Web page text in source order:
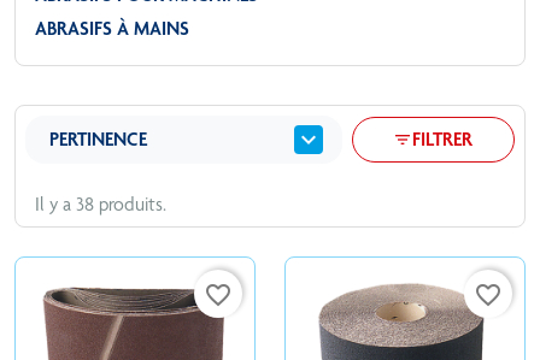
ABRASIFS À MAINS
Il y a 38 produits.
PERTINENCE expand_more filter_listFILTRER
favorite_border favorite_border